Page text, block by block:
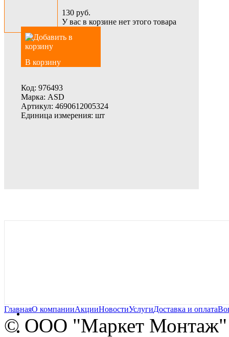
130 руб.
У вас в корзине нет этого товара
В корзину
Код: 976493
Марка: ASD
Артикул: 4690612005324
Единица измерения: шт
ГлавнаяО компанииАкцииНовостиУслугиДоставка и оплата
© OOO "Маркет Монтаж"